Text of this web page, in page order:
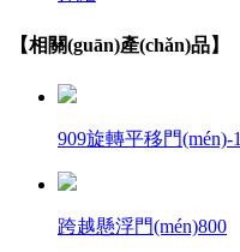
【相關(guān)產(chǎn)品】
909旋轉平移門(mén)-1
跨越懸浮門(mén)800